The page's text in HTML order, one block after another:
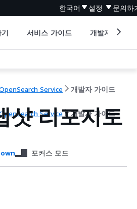
한국어 설정 문의하
서비스 가이드 개발자 도구
Service 개발자 가이드
Service 개발자 가이드
샷 리포지토
포커스 모드